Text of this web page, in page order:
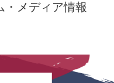
・メディア情報